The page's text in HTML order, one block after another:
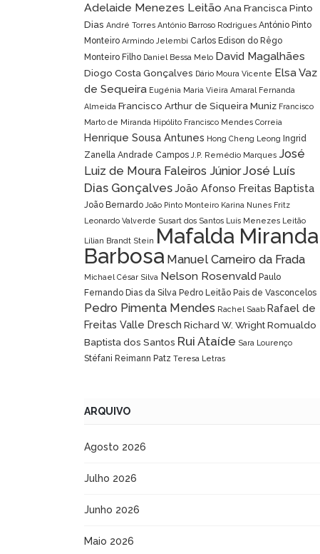
Adelaide Menezes Leitão Ana Francisca Pinto
Dias André Torres António Barroso Rodrigues António Pinto
Monteiro Armindo Jelembi Carlos Edison do Rêgo
Monteiro Filho Daniel Bessa Melo David Magalhães
Diogo Costa Gonçalves Dário Moura Vicente Elsa Vaz
de Sequeira Eugénia Maria Vieira Amaral Fernanda
Almeida Francisco Arthur de Siqueira Muniz Francisco
Marto de Miranda Hipólito Francisco Mendes Correia
Henrique Sousa Antunes Hong Cheng Leong Ingrid
Zanella Andrade Campos J.P. Remédio Marques José
Luiz de Moura Faleiros JúniorJosé Luís
Dias GonçalvesJoão Afonso Freitas Baptista
João Bernardo João Pinto Monteiro Karina Nunes Fritz
Leonardo Valverde Susart dos Santos Luís Menezes Leitão
Lílian Brandt Stein Mafalda Miranda
Barbosa Manuel Carneiro da Frada
Michael César Silva Nelson Rosenvald Paulo
Fernando Dias da Silva Pedro Leitão Pais de Vasconcelos
Pedro Pimenta Mendes Rachel Saab Rafael de
Freitas Valle Dresch Richard W. WrightRomualdo
Baptista dos Santos Rui Ataíde Sara Lourenço
Stéfani Reimann Patz Teresa Letras
ARQUIVO
Agosto 2026
Julho 2026
Junho 2026
Maio 2026